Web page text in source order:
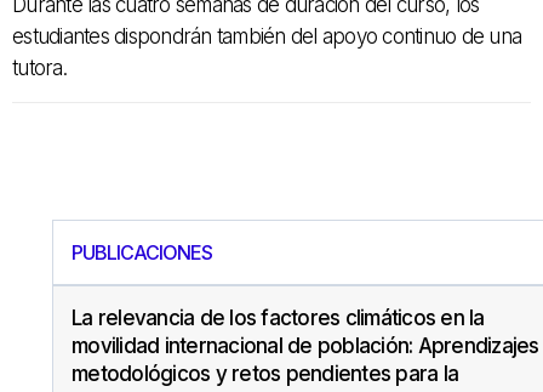
estudiantes dispondrán también del apoyo continuo de una
tutora.
PUBLICACIONES
La relevancia de los factores climáticos en la
movilidad internacional de población: Aprendizajes
metodológicos y retos pendientes para la